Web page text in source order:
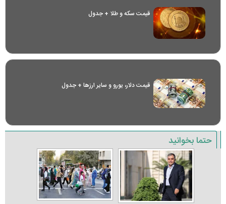
قیمت سکه و طلا + جدول
قیمت دلار، یورو و سایر ارز‌ها + جدول
حتما بخوانید